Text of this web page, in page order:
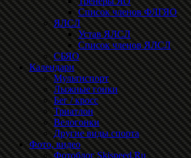
Список членов ФЛГЯО
ЯЛСЛ
Устав ЯЛСЛ
Список членов ЯЛСЛ
СБЯО
Календари
Мультиспорт
Лыжные гонки
Бег / кросс
Триатлон
Велогонки
Другие виды спорта
Фото, видео
Фотоблог Skispeed.Ru